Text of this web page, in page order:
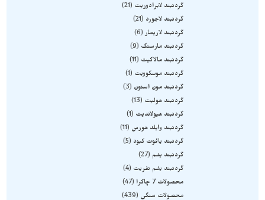
گردنبند لابرادوریت
21
گردنبند لاجورد
21
گردنبند لاریمار 6
گردنبند مارسنگ
9
گردنبند مالاکیت
11
گردنبند موسکوویت
1
گردنبند مون استون
3
گردنبند هولیت
13
گردنبند هیولاندیت
1
گردنبند وایلد هورس
11
گردنبند یاقوت کبود
5
گردنبند یشم
27
گردنبند یشم نفریت
4
محصولات 7 چاکرا
47
محصولات سنگی
439